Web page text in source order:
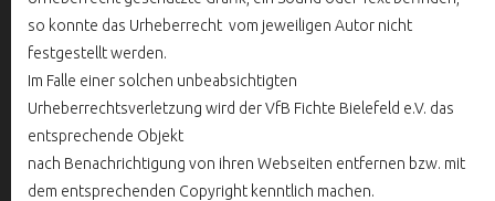
so konnte das Urheberrecht vom jeweiligen Autor nicht
festgestellt werden.
Im Falle einer solchen unbeabsichtigten
Urheberrechtsverletzung wird der VfB Fichte Bielefeld e.V. das
entsprechende Objekt
nach Benachrichtigung von ihren Webseiten entfernen bzw. mit
dem entsprechenden Copyright kenntlich machen.